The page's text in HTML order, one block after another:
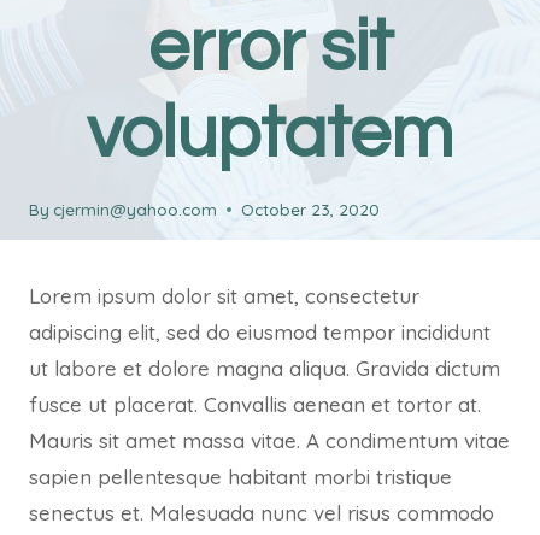
error sit
voluptatem
By cjermin@yahoo.com October 23, 2020
Lorem ipsum dolor sit amet, consectetur
adipiscing elit, sed do eiusmod tempor incididunt
ut labore et dolore magna aliqua. Gravida dictum
fusce ut placerat. Convallis aenean et tortor at.
Mauris sit amet massa vitae. A condimentum vitae
sapien pellentesque habitant morbi tristique
senectus et. Malesuada nunc vel risus commodo